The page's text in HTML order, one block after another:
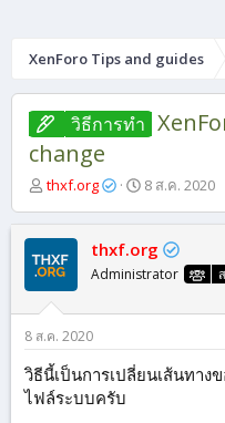
XenForo Tips and guides
วิธีการทํา
change
ผู้
ม
หั
ข้
thxf.org
วั
เ
ริ่
ม
8 ส.ค. 2020
thxf.org
Administrator
8 ส.ค. 2020
วิธีนี้เป็นการเปลี่ยนเส้นทาง
ไฟล์ระบบครับ